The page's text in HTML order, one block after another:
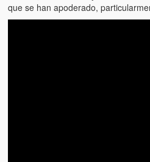
Versos
que se han apoderado,